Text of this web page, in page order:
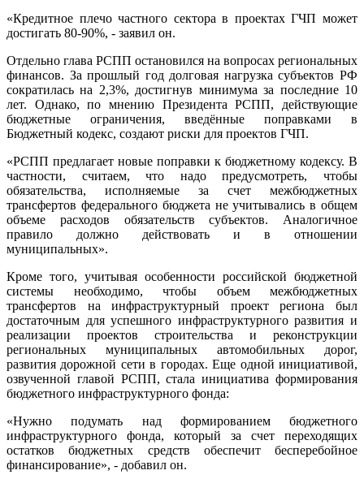
«Кредитное плечо частного сектора в проектах ГЧП может
достигать 80-90%, - заявил он.
Отдельно глава РСПП остановился на вопросах региональных
финансов. За прошлый год долговая нагрузка субъектов РФ
сократилась на 2,3%, достигнув минимума за последние 10
лет. Однако, по мнению Президента РСПП, действующие
бюджетные ограничения, введённые поправками в
Бюджетный кодекс, создают риски для проектов ГЧП.
«РСПП предлагает новые поправки к бюджетному кодексу. В
частности, считаем, что надо предусмотреть, чтобы
обязательства, исполняемые за счет межбюджетных
трансфертов федерального бюджета не учитывались в общем
объеме расходов обязательств субъектов. Аналогичное
правило должно действовать и в отношении
муниципальных».
Кроме того, учитывая особенности российской бюджетной
системы необходимо, чтобы объем межбюджетных
трансфертов на инфраструктурный проект региона был
достаточным для успешного инфраструктурного развития и
реализации проектов строительства и реконструкции
региональных муниципальных автомобильных дорог,
развития дорожной сети в городах. Еще одной инициативой,
озвученной главой РСПП, стала инициатива формирования
бюджетного инфраструктурного фонда:
«Нужно подумать над формированием бюджетного
инфраструктурного фонда, который за счет переходящих
остатков бюджетных средств обеспечит бесперебойное
финансирование», - добавил он.